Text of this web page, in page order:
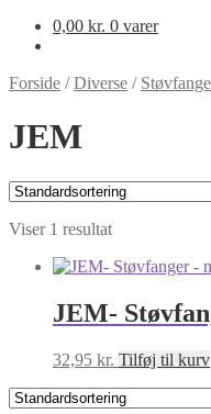
0,00 kr. 0 varer
Forside /Diverse /
JEM
Viser 1 resultat
JEM-
32,95 kr. Tilføj til kurv